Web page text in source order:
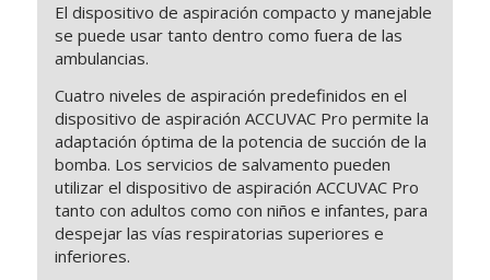
El dispositivo de aspiración compacto y manejable
se puede usar tanto dentro como fuera de las
ambulancias.
Cuatro niveles de aspiración predefinidos en el
dispositivo de aspiración ACCUVAC Pro permite la
adaptación óptima de la potencia de succión de la
bomba. Los servicios de salvamento pueden
utilizar el dispositivo de aspiración ACCUVAC Pro
tanto con adultos como con niños e infantes, para
despejar las vías respiratorias superiores e
inferiores.